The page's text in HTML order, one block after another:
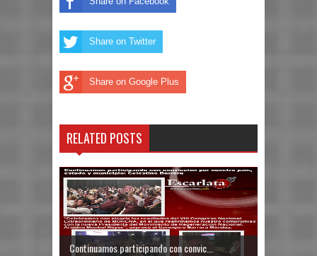
Share on Twitter
Share on Google Plus
RELATED POSTS
Continuamos participando con convic...